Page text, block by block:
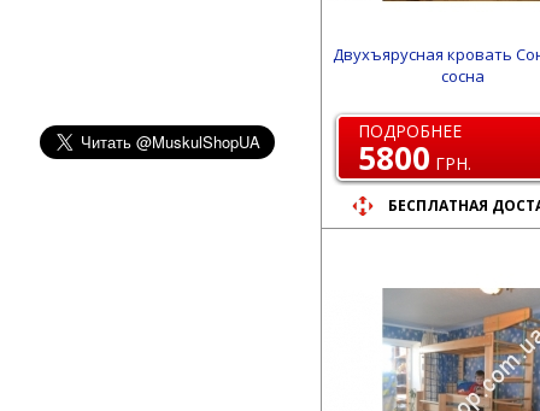
Двухъярусная кровать
сосна
ПОДРОБНЕЕ
5800 ГРН.
БЕСПЛАТНАЯ